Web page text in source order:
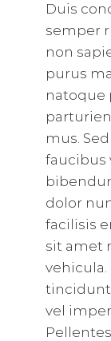
Duis
semper
non
purus
natoque
mus.
faucibus
dolor
facilisis
sit amet
vehicula.
vel